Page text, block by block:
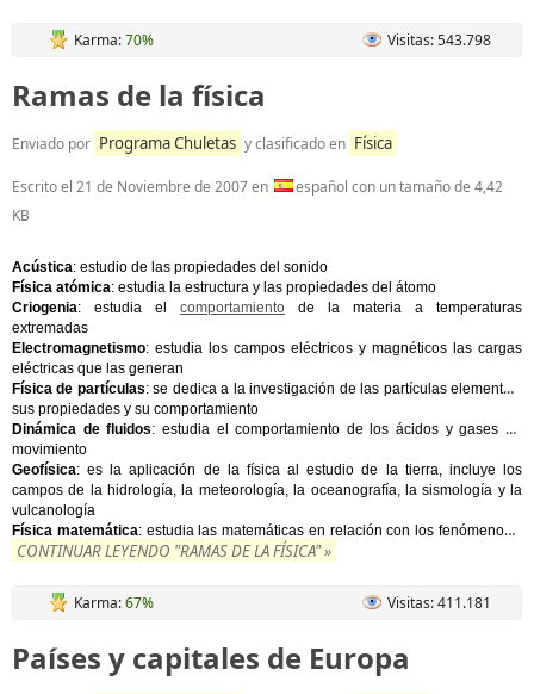
Karma:70% Visitas: 543.798
Ramas de la física
Enviado por Programa Chuletas y clasificado en Física
Escrito el 21 de Noviembre de 2007en
español con un tamaño de 4,42
KB
Acústica: estudio de las propiedades del sonido
Física atómica: estudia la estructura y las propiedades del átomo
Criogenia: estudia el comportamiento de la materia a temperaturas
extremadas
Electromagnetismo: estudia los campos eléctricos y magnéticos las cargas
eléctricas que las generan
Física de partículas: se dedica a la investigación de las partículas elementos,
sus propiedades y su comportamiento
Dinámica de fluidos: estudia el comportamiento de los ácidos y gases en
movimiento
Geofísica: es la aplicación de la física al estudio de la tierra, incluye los
campos de la hidrología, la meteorología, la oceanografía, la sismología y la
vulcanología
Física matemática: estudia las matemáticas en relación con los fenómenos ...
CONTINUAR LEYENDO "RAMAS DE LA FÍSICA" »
Karma:67% Visitas: 411.181
Países y capitales de Europa